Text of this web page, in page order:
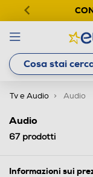
Tv e Audio Audio
Audio
67prodotti
Informazioni sui